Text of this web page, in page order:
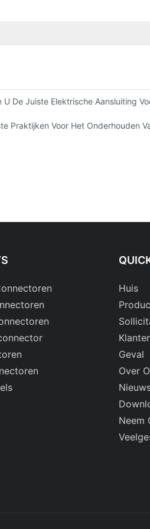
U De Juiste Elektrische Aansluiting
Praktijken Voor Het Onderhouden
Huis
Geval
Over
Neem